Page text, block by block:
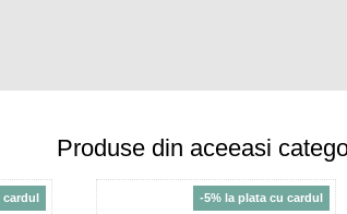
Produse din aceeasi
cardul -5% la plata cu cardul